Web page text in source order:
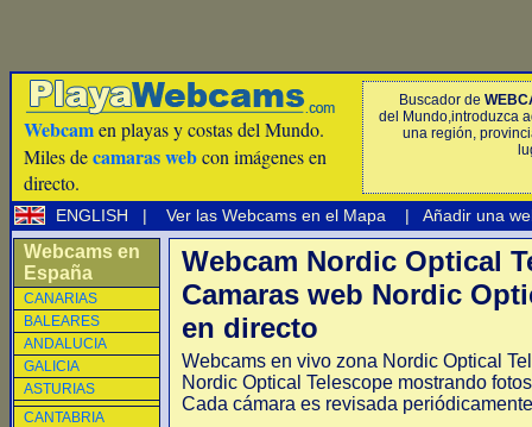
Webcamen playas y costas del Mundo.
Miles decamaras webcon imágenes en
directo.
Buscador de
del Mundo,introduzca
una región,
ENGLISH | Ver las Webcams en el Mapa | Añadir una
Webcams en
España
CANARIAS
BALEARES
ANDALUCIA
GALICIA
ASTURIAS
CANTABRIA
Webcam Nordic Optical
Camaras web Nordic
en directo
Webcams en vivo zona Nordic Optical
Nordic Optical Telescope mostrando
Cada cámara es revisada